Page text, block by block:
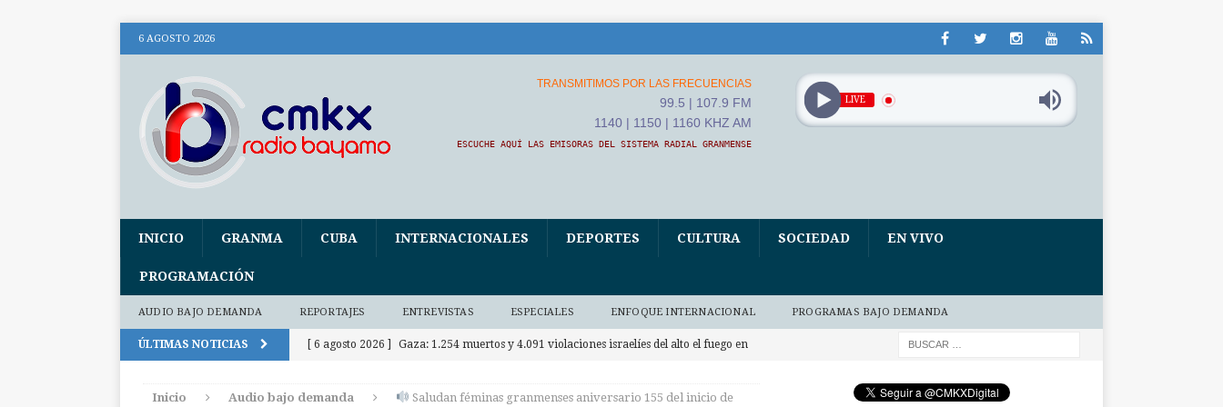
6 AGOSTO 2026
TRANSMITIMOS POR LAS FRECUENCIAS
99.5 | 107.9 FM
1140 | 1150 | 1160 KHZ AM
ESCUCHE AQUÍ LAS EMISORAS DEL SISTEMA RADIAL GRANMENSE
LIVE
INICIO GRANMA CUBA INTERNACIONALES DEPORTES CULTURA SOCIEDAD EN VIVO
PROGRAMACIÓN
AUDIO BAJO DEMANDA REPORTAJES ENTREVISTAS ESPECIALES ENFOQUE INTERNACIONAL PROGRAMAS BAJO DEMANDA
ÚLTIMAS NOTICIAS [ 6 agosto 2026 ] Gaza: 1.254 muertos y 4.091 violaciones israelíes del alto el fuego en
Inicio Audio bajo demanda
Saludan féminas granmenses aniversario 155 del inicio de